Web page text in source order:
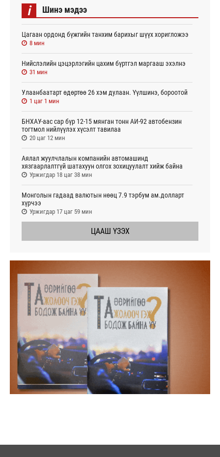
i Шинэ мэдээ
Цагаан ордонд бүжгийн танхим барихыг шүүх хоригложээ
8 мин
Нийслэлийн цэцэрлэгийн цахим бүртгэл маргааш эхэлнэ
31 мин
Улаанбаатарт өдөртөө 26 хэм дулаан. Үүлшинэ, бороотой
1 цаг 1 мин
БНХАУ-аас сар бүр 12-15 мянган тонн АИ-92 автобензин
тогтмол нийлүүлэх хүсэлт тавилаа
20 цаг 12 мин
Аялал жуулчлалын компанийн автомашинд
хязгаарлалтгүй шатахуун олгох зохицуулалт хийж байна
Уржигдар 18 цаг 38 мин
Монголын гадаад валютын нөөц 7.9 тэрбум ам.долларт
хүрчээ
Уржигдар 17 цаг 59 мин
ЦААШ ҮЗЭХ